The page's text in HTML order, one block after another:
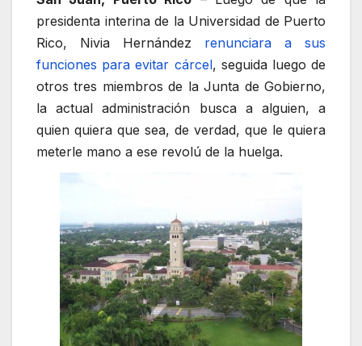
presidenta interina de la Universidad de Puerto
Rico, Nivia Hernández renunciara a sus
funciones para evitar cárcel, seguida luego de
otros tres miembros de la Junta de Gobierno,
la actual administración busca a alguien, a
quien quiera que sea, de verdad, que le quiera
meterle mano a ese revolú de la huelga.